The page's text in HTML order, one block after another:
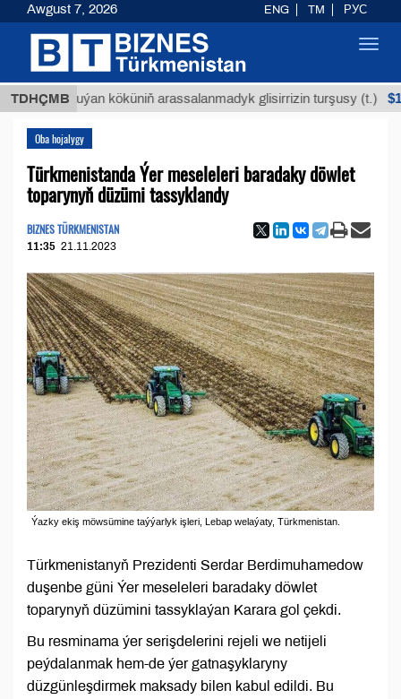
TDHÇMB
Buýan köküniň arassalanmadyk glisirrizin turşusy (t.)
Oba hojalygy
Türkmenistanda Ýer meseleleri baradaky döwlet
toparynyň düzümi tassyklandy
BIZNES TÜRKMENISTAN
11:35 21.11.2023
Ýazky ekiş möwsümine taýýarlyk işleri, Lebap welaýaty, Türkmenistan.
Türkmenistanyň Prezidenti Serdar Berdimuhamedow
duşenbe güni Ýer meseleleri baradaky döwlet
toparynyň düzümini tassyklaýan Karara gol çekdi.
Bu resminama ýer serişdelerini rejeli we netijeli
peýdalanmak hem-de ýer gatnaşyklaryny
düzgünleşdirmek maksady bilen kabul edildi. Bu
Awgust 7, 2026 ENG TM РУС